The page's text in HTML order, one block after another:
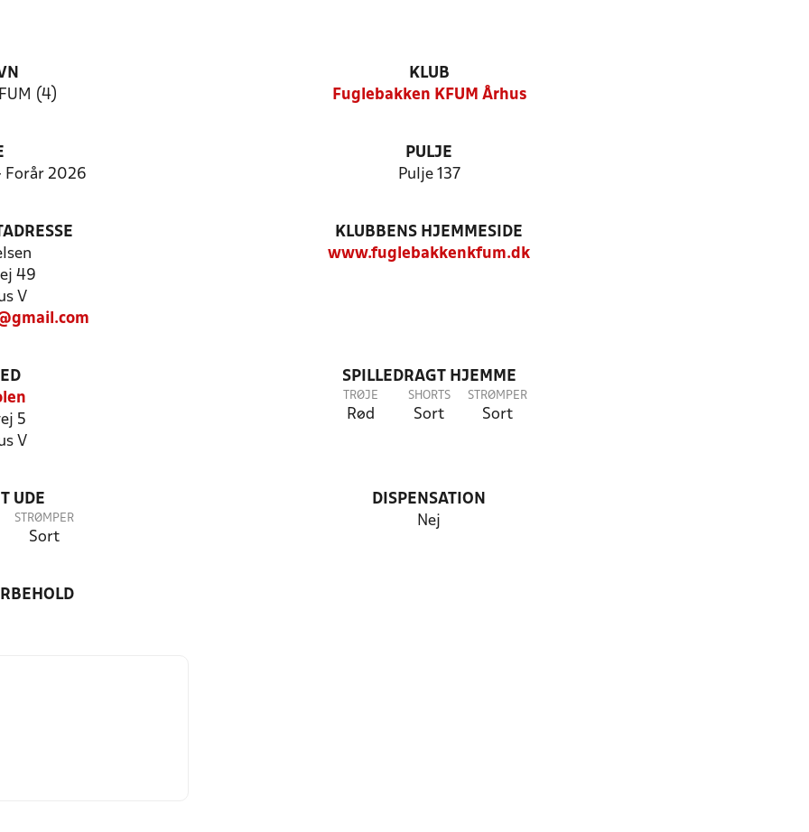
(4)
KLUB
Fuglebakken KFUM Århus
Forår 2026
PULJE
Pulje 137
49
V
KLUBBENS HJEMMESIDE
www.fuglebakkenkfum.dk
5
V
SPILLEDRAGT HJEMME
TRØJE
Rød
SHORTS
Sort
STRØMPER
Sort
UDE
STRØMPER
Sort
DISPENSATION
Nej